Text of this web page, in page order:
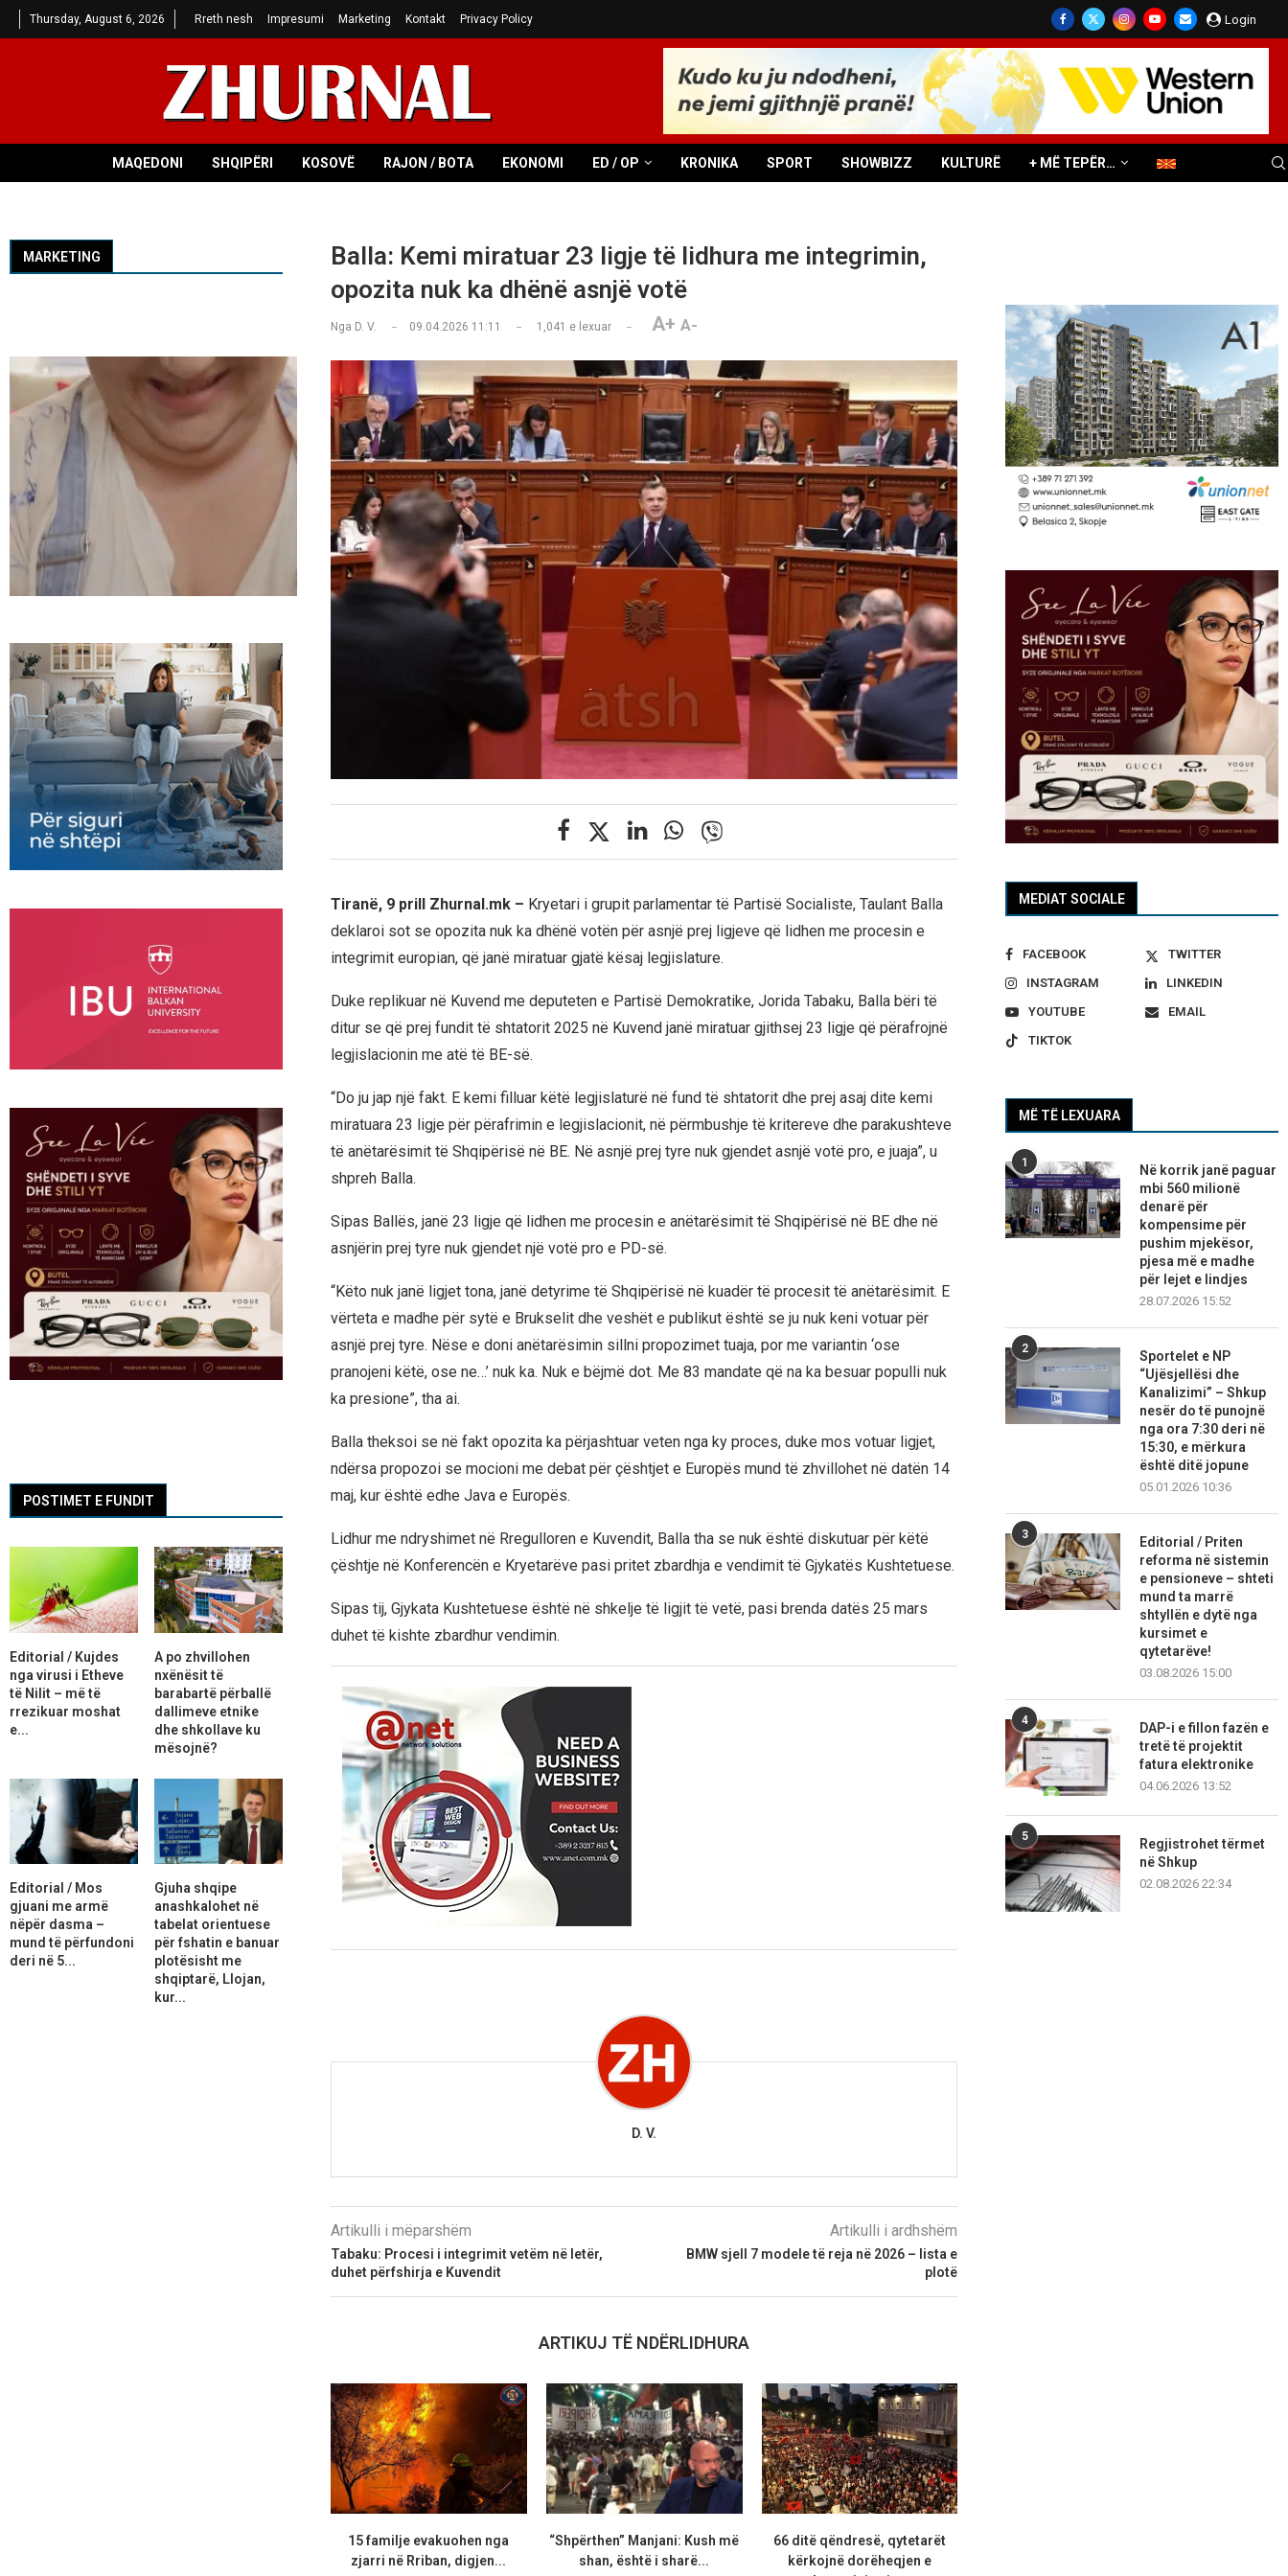
Thursday, August 6, 2026 Rreth nesh Impresumi Marketing Kontakt Privacy Policy Login
MAQEDONI SHQIPËRI KOSOVË RAJON / BOTA EKONOMI ED / OP KRONIKA SPORT SHOWBIZZ KULTURË + MË TEPËR…
Balla: Kemi miratuar 23 ligje të lidhura me integrimin,
opozita nuk ka dhënë asnjë votë
Nga D. V. 09.04.2026 11:11 1,041 e lexuar A+ A-
Tiranë, 9 prill Zhurnal.mk – Kryetari i grupit parlamentar të Partisë Socialiste, Taulant Balla
deklaroi sot se opozita nuk ka dhënë votën për asnjë prej ligjeve që lidhen me procesin e
integrimit europian, që janë miratuar gjatë kësaj legjislature.
Duke replikuar në Kuvend me deputeten e Partisë Demokratike, Jorida Tabaku, Balla bëri të
ditur se që prej fundit të shtatorit 2025 në Kuvend janë miratuar gjithsej 23 ligje që përafrojnë
legjislacionin me atë të BE-së.
“Do ju jap një fakt. E kemi filluar këtë legjislaturë në fund të shtatorit dhe prej asaj dite kemi
miratuara 23 ligje për përafrimin e legjislacionit, në përmbushje të kritereve dhe parakushteve
të anëtarësimit të Shqipërisë në BE. Në asnjë prej tyre nuk gjendet asnjë votë pro, e juaja”, u
shpreh Balla.
Sipas Ballës, janë 23 ligje që lidhen me procesin e anëtarësimit të Shqipërisë në BE dhe në
asnjërin prej tyre nuk gjendet një votë pro e PD-së.
“Këto nuk janë ligjet tona, janë detyrime të Shqipërisë në kuadër të procesit të anëtarësimit. E
vërteta e madhe për sytë e Brukselit dhe veshët e publikut është se ju nuk keni votuar për
asnjë prej tyre. Nëse e doni anëtarësimin sillni propozimet tuaja, por me variantin ‘ose
pranojeni këtë, ose ne…’ nuk ka. Nuk e bëjmë dot. Me 83 mandate që na ka besuar populli nuk
ka presione”, tha ai.
Balla theksoi se në fakt opozita ka përjashtuar veten nga ky proces, duke mos votuar ligjet,
ndërsa propozoi se mocioni me debat për çështjet e Europës mund të zhvillohet në datën 14
maj, kur është edhe Java e Europës.
Lidhur me ndryshimet në Rregulloren e Kuvendit, Balla tha se nuk është diskutuar për këtë
çështje në Konferencën e Kryetarëve pasi pritet zbardhja e vendimit të Gjykatës Kushtetuese.
Sipas tij, Gjykata Kushtetuese është në shkelje të ligjit të vetë, pasi brenda datës 25 mars
duhet të kishte zbardhur vendimin.
D. V.
Artikulli i mëparshëm
Tabaku: Procesi i integrimit vetëm në letër,
duhet përfshirja e Kuvendit
Artikulli i ardhshëm
BMW sjell 7 modele të reja në 2026 – lista e
plotë
ARTIKUJ TË NDËRLIDHURA
15 familje evakuohen nga
zjarri në Rriban, digjen...
“Shpërthen” Manjani: Kush më
shan, është i sharë...
66 ditë qëndresë, qytetarët
kërkojnë dorëheqjen e
MEDIAT SOCIALE
FACEBOOK
TWITTER
INSTAGRAM
LINKEDIN
YOUTUBE
EMAIL
TIKTOK
MË TË LEXUARA
1
Në korrik janë paguar
mbi 560 milionë
denarë për
kompensime për
pushim mjekësor,
pjesa më e madhe
për lejet e lindjes
28.07.2026 15:52
2
Sportelet e NP
“Ujësjellësi dhe
Kanalizimi” – Shkup
nesër do të punojnë
nga ora 7:30 deri në
15:30, e mërkura
është ditë jopune
05.01.2026 10:36
3
Editorial / Priten
reforma në sistemin
e pensioneve – shteti
mund ta marrë
shtyllën e dytë nga
kursimet e
qytetarëve!
03.08.2026 15:00
4
DAP-i e fillon fazën e
tretë të projektit
fatura elektronike
04.06.2026 13:52
5
Regjistrohet tërmet
në Shkup
02.08.2026 22:34
MARKETING
POSTIMET E FUNDIT
Editorial / Kujdes
nga virusi i Etheve
të Nilit – më të
rrezikuar moshat
e...
A po zhvillohen
nxënësit të
barabartë përballë
dallimeve etnike
dhe shkollave ku
mësojnë?
Editorial / Mos
gjuani me armë
nëpër dasma –
mund të përfundoni
deri në 5...
Gjuha shqipe
anashkalohet në
tabelat orientuese
për fshatin e banuar
plotësisht me
shqiptarë, Llojan,
kur...